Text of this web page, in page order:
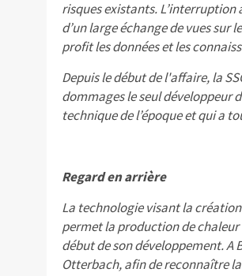
risques existants. L’interruption
d’un large échange de vues sur
profit les données et les
Depuis le début de l'affaire, la
dommages le seul développeur
technique de l’époque et qui a
Regard en arrière
La technologie visant la
permet la production de chaleur
début de son développement. A
Otterbach, afin de reconnaître